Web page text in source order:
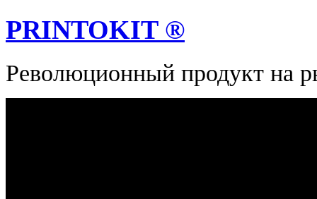
PRINTOKIT ®
Революционный продукт на